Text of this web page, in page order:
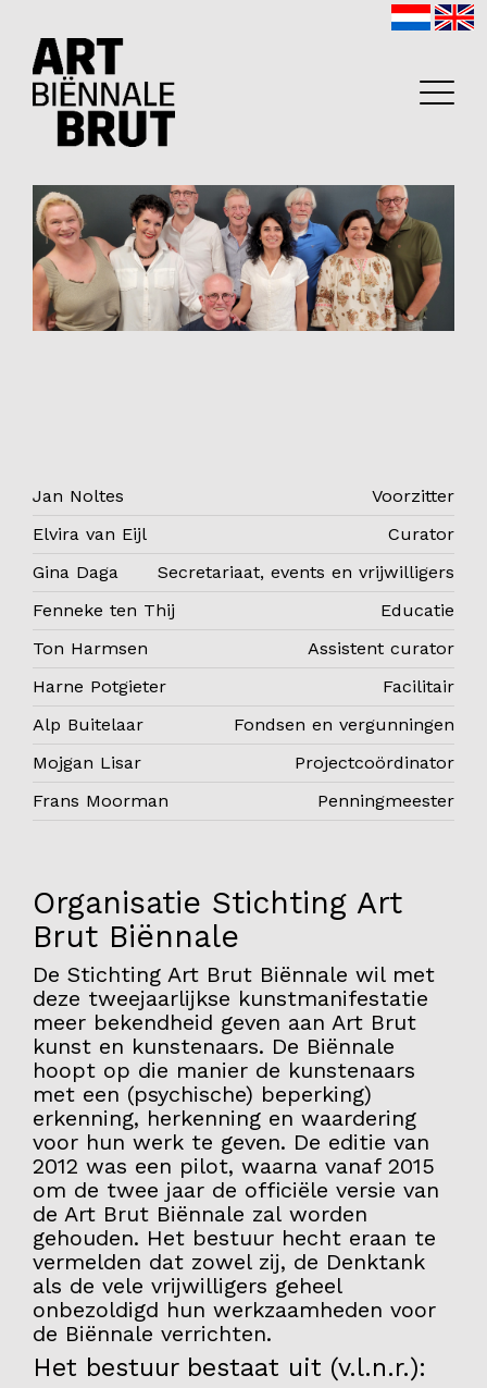
Home
Bezoekers
Parking
Fotoalbums
Partners
Vrijwilligers
Contact
Jan Noltes
Voorzitter
Elvira van Eijl
Curator
Gina Daga
Secretariaat, events en vrijwilligers
Fenneke ten Thij
Educatie
Ton Harmsen
Assistent curator
Harne Potgieter
Facilitair
Alp Buitelaar
Fondsen en vergunningen
Mojgan Lisar
Projectcoördinator
Frans Moorman
Penningmeester
Organisatie Stichting Art
Brut Biënnale
De Stichting Art Brut Biënnale wil met
deze tweejaarlijkse kunstmanifestatie
meer bekendheid geven aan Art Brut
kunst en kunstenaars. De Biënnale
hoopt op die manier de kunstenaars
met een (psychische) beperking)
erkenning, herkenning en waardering
voor hun werk te geven. De editie van
2012 was een pilot, waarna vanaf 2015
om de twee jaar de officiële versie van
de Art Brut Biënnale zal worden
gehouden. Het bestuur hecht eraan te
vermelden dat zowel zij, de Denktank
als de vele vrijwilligers geheel
onbezoldigd hun werkzaamheden voor
de Biënnale verrichten.
Het bestuur bestaat uit (v.l.n.r.):